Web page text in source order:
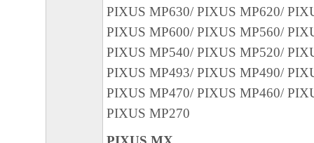
PIXUS MP630/ PIXUS MP620/
PIXUS MP600/ PIXUS MP560/
PIXUS MP540/ PIXUS MP520/
PIXUS MP493/ PIXUS MP490/
PIXUS MP470/ PIXUS MP460/
PIXUS MP270